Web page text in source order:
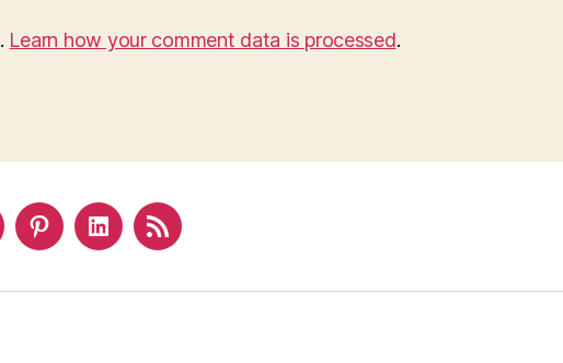
Learn how your comment data is processed.
PinterestLinkedinFeed